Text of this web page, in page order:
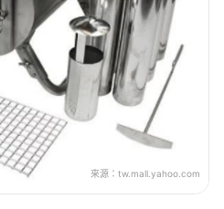
來源： tw.mall.yahoo.com